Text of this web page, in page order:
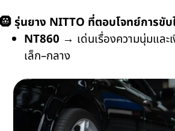
🛞รุ่นยาง NITTO ที่ตอบโจทย์การขับ
NT860 → เด่นเรื่องความนุ่มและ
เล็ก–กลาง